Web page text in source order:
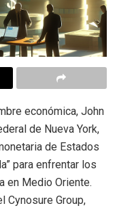
económica, John
de Nueva York,
de Estados
para enfrentar los
en Medio Oriente.
Cynosure Group,